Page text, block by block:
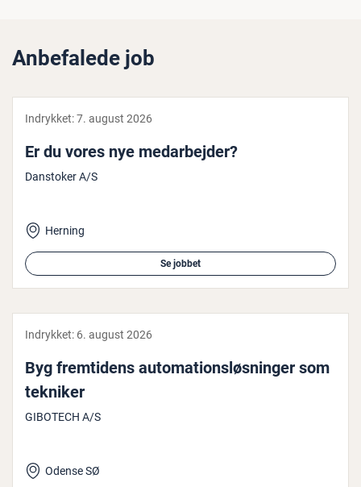
Anbefalede job
Indrykket:7. august 2026
Er du vores nye me­d­ar­bej­der?
Danstoker A/S
Herning
Se jobbet
Indrykket: 6. august 2026
Byg frem­ti­dens au­to­ma­tions­løs­nin­ger som
tekniker
GIBOTECH A/S
Odense SØ